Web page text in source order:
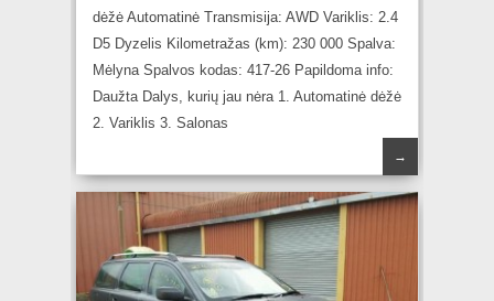
dėžė Automatinė Transmisija: AWD Variklis: 2.4
D5 Dyzelis Kilometražas (km): 230 000 Spalva:
Mėlyna Spalvos kodas: 417-26 Papildoma info:
Daužta Dalys, kurių jau nėra 1. Automatinė dėžė
2. Variklis 3. Salonas
→